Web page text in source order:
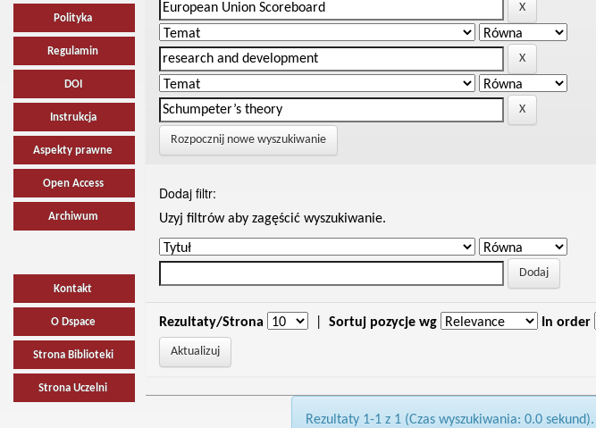
Polityka
Regulamin
DOI
Instrukcja
Aspekty prawne
Open Access
Archiwum
Kontakt
O Dspace
Strona Biblioteki
Strona Uczelni
Rozpocznij nowe wyszukiwanie
Dodaj filtr:
Uzyj filtrów aby zagęścić wyszukiwanie.
Rezultaty/Strona Sortuj pozycje wg In order
Rezultaty 1-1 z 1 (Czas wyszukiwania: 0.0 sekund).